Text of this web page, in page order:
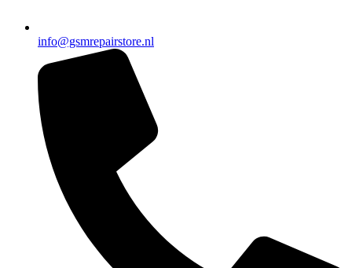
info@gsmrepairstore.nl